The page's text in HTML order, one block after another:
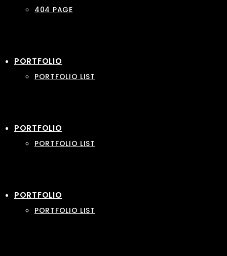
404 PAGE
PORTFOLIO
PORTFOLIO LIST
PORTFOLIO
PORTFOLIO LIST
PORTFOLIO
PORTFOLIO LIST